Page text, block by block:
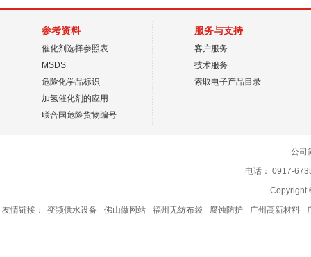
参考资料
催化剂选择参照表
MSDS
危险化学品标识
加氢催化剂的应用
联合国危险货物编号
服务与支持
客户服务
技术服务
索取电子产品目录
公司
电话： 0917-
Copyright
友情链接：
变频供水设备 佛山做网站 福州无纺布袋 腐蚀防护 广州高新材料